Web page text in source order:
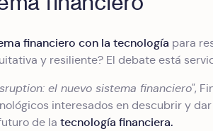
financiero con la tecnología para
y resiliente? El debate está
el nuevo sistema financiero",
interesados en descubrir y
de la tecnología financiera.